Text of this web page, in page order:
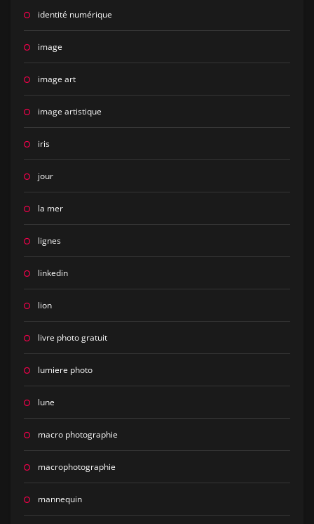
identité numérique
image
image art
image artistique
iris
jour
la mer
lignes
linkedin
lion
livre photo gratuit
lumiere photo
lune
macro photographie
macrophotographie
mannequin